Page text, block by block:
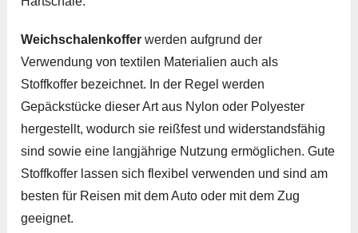
Weichschalenkoffer werden aufgrund der
Verwendung von textilen Materialien auch als
Stoffkoffer bezeichnet. In der Regel werden
Gepäckstücke dieser Art aus Nylon oder Polyester
hergestellt, wodurch sie reißfest und widerstandsfähig
sind sowie eine langjährige Nutzung ermöglichen. Gute
Stoffkoffer lassen sich flexibel verwenden und sind am
besten für Reisen mit dem Auto oder mit dem Zug
geeignet.